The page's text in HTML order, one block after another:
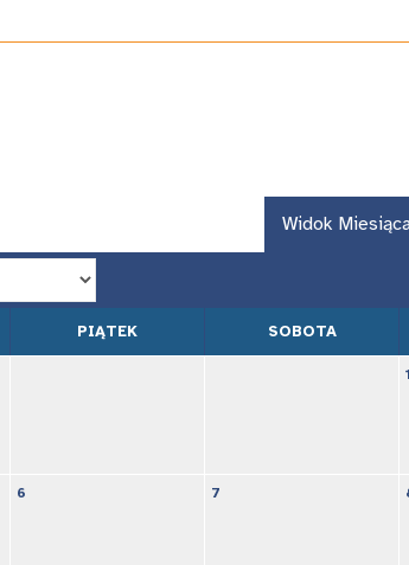
Widok
PIĄTEK SOBOTA
1
6 7